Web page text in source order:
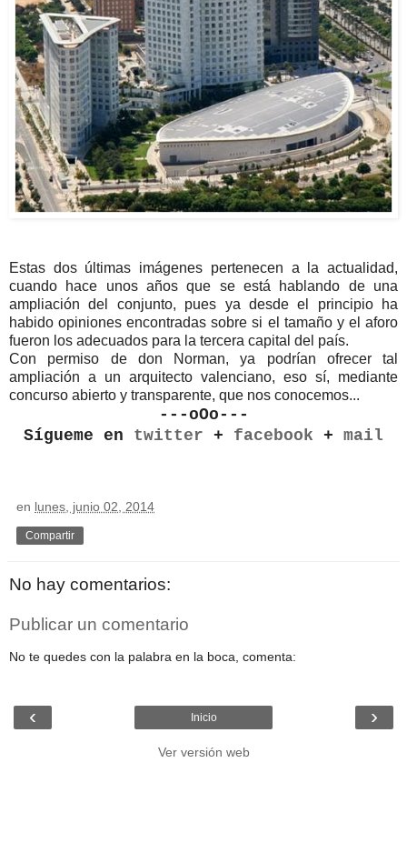
Estas dos últimas imágenes pertenecen a la actualidad,
cuando hace unos años que se está hablando de una
ampliación del conjunto, pues ya desde el principio ha
habido opiniones encontradas sobre si el tamaño y el aforo
fueron los adecuados para la tercera capital del país.
Con permiso de don Norman, ya podrían ofrecer tal
ampliación a un arquitecto valenciano, eso sí, mediante
concurso abierto y transparente, que nos conocemos...
---oOo---
Sígueme en twitter + facebook + mail
en lunes, junio 02, 2014
Compartir
No hay comentarios:
Publicar un comentario
No te quedes con la palabra en la boca, comenta:
‹ ›
Inicio
Ver versión web